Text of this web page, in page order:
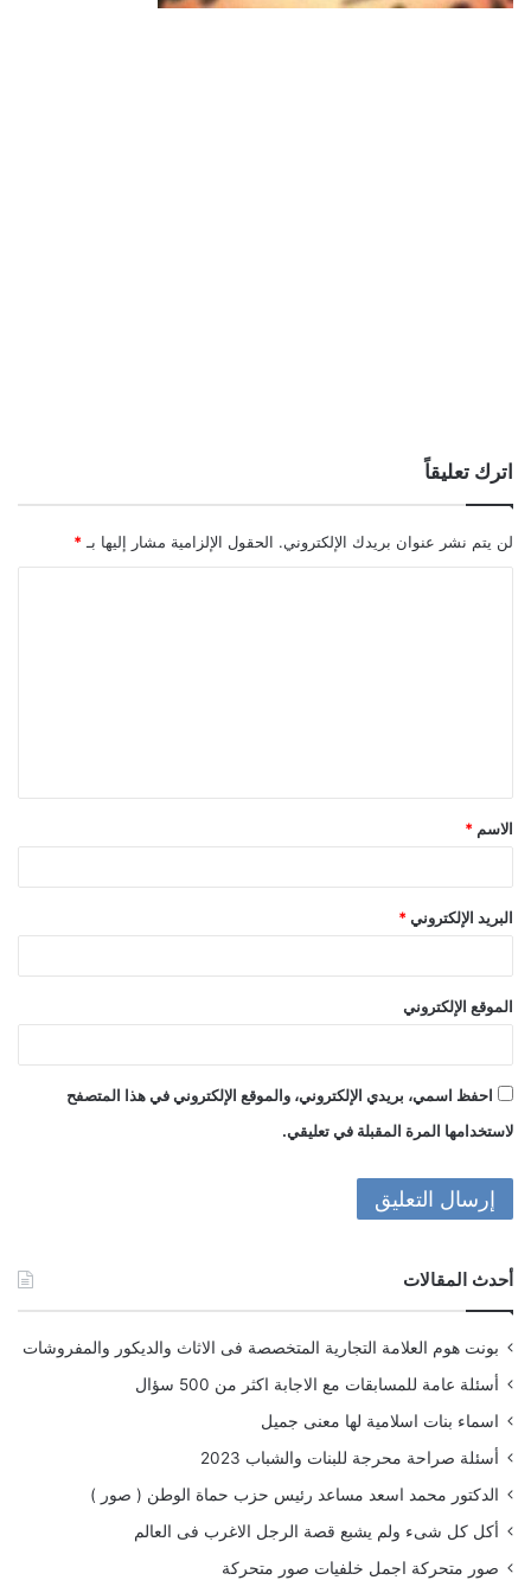
اترك تعليقاً
لن يتم نشر عنوان بريدك الإلكتروني. الحقول الإلزامية مشار إليها بـ *
ق
*
الاسم *
البريد الإلكتروني *
الموقع الإلكتروني
احفظ اسمي، بريدي الإلكتروني، والموقع الإلكتروني في هذا المتصفح
لاستخدامها المرة المقبلة في تعليقي.
أحدث المقالات
بونت هوم العلامة التجارية المتخصصة فى الاثاث والديكور والمفروشات
أسئلة عامة للمسابقات مع الاجابة اكثر من 500 سؤال
اسماء بنات اسلامية لها معنى جميل
أسئلة صراحة محرجة للبنات والشباب 2023
الدكتور محمد اسعد مساعد رئيس حزب حماة الوطن ( صور )
أكل كل شىء ولم يشبع قصة الرجل الاغرب فى العالم
صور متحركة اجمل خلفيات صور متحركة